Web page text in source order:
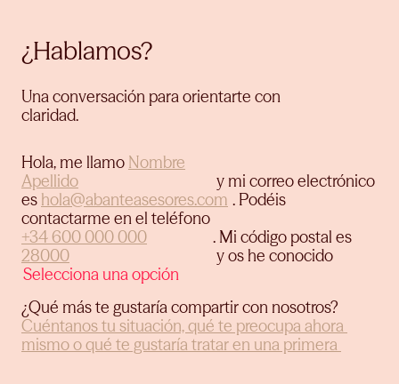
¿Hablamos?
Una conversación para orientarte con
claridad.
Hola, me llamo
y mi correo electrónico
es
. Podéis
contactarme en el teléfono
. Mi código postal es
y os he conocido
¿Qué más te gustaría compartir con nosotros?